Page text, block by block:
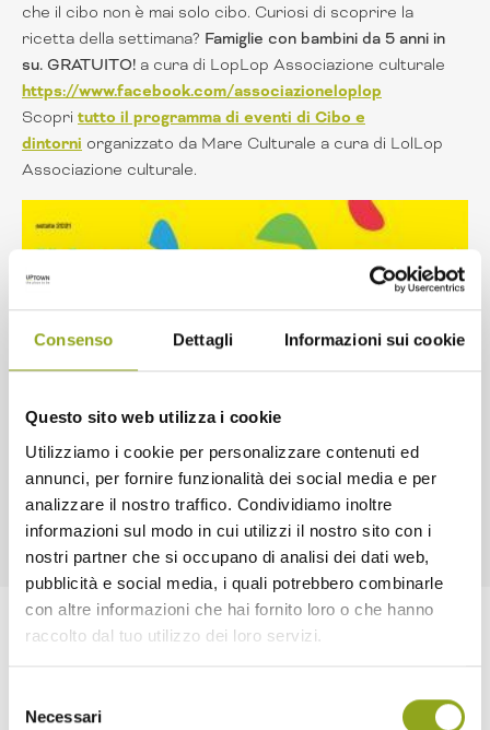
Consenso Dettagli Informazioni sui cookie
Questo sito web utilizza i cookie
Utilizziamo i cookie per personalizzare contenuti ed
annunci, per fornire funzionalità dei social media e per
analizzare il nostro traffico. Condividiamo inoltre
informazioni sul modo in cui utilizzi il nostro sito con i
nostri partner che si occupano di analisi dei dati web,
pubblicità e social media, i quali potrebbero combinarle
con altre informazioni che hai fornito loro o che hanno
raccolto dal tuo utilizzo dei loro servizi.
delNecessari
che il cibo non è mai solo cibo. Curiosi di scoprire la
ricetta della settimana? Famiglie con bambini da 5 anni in
su. GRATUITO! a cura di LopLop Associazione culturale
https://www.facebook.com/associazioneloplop
Scopri tutto il programma di eventi di Cibo e
dintorni organizzato da Mare Culturale a cura di LolLop
Associazione culturale.